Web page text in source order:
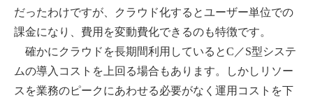
だったわけですが、クラウド化するとユーザー単位での
課金になり、費用を変動費化できるのも特徴です。
確かにクラウドを長期間利用しているとC／S型システ
ムの導入コストを上回る場合もあります。しかしリソー
スを業務のピークにあわせる必要がなく運用コストを下